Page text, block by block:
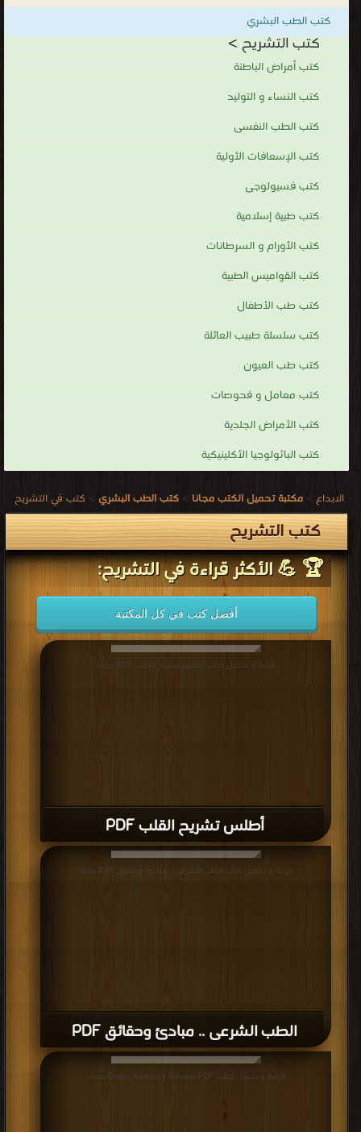
الحيوانات، عبر تشريح جثثها وجِيَفِها، حتى وصلت لاستخدام تقنيات
التصوير الطبية في القرن العشرين، بما في ذلك الأشعة السينية،
والموجات فوق الصوتية، والتصوير بالرنين المغناطيسي. شَكَّل علما
اختصاصات عديدة، حيث يُدرِّس هذان العلمان بنية الجسم ووظائفه على
التوالي.
كتب التشريح
كتب الطب البشري
كتب التشريح >
كتب أمراض الباطنة
كتب النساء و التوليد
كتب الطب النفسى
كتب الإسعافات الأولية
كتب فسيولوجى
كتب طبية إسلامية
كتب الأورام و السرطانات
كتب القواميس الطبية
كتب طب الأطفال
كتب سلسلة طبيب العائلة
كتب طب العيون
كتب معامل و فحوصات
كتب الأمراض الجلدية
كتب الباثولوجيا الأكلينيكية
الابداع > مكتبة تحميل الكتب مجانا > كتب الطب البشري > كتب في التشريح
كتب التشريح
🏆 💪 الأكثر قراءة في التشريح:
أفضل كتب في كل المكتبة
أطلس تشريح القلب PDF
قراءة و تحميل كتاب أطلس تشريح القلب PDF مجانا
الطب الشرعى .. مبادئ وحقائق PDF
قراءة و تحميل كتاب الطب الشرعى .. مبادئ وحقائق PDF مجانا
قراءة و تحميل كتاب Grays Anatomy Review PDF مجانا